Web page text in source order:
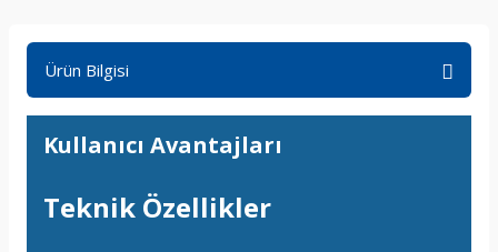
Ürün Bilgisi
Kullanıcı Avantajları
Teknik Özellikler